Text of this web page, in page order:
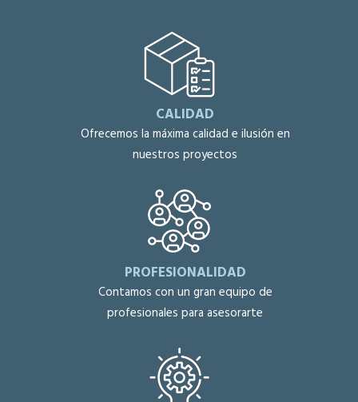
CALIDAD
Ofrecemos la máxima calidad e ilusión en
nuestros proyectos
PROFESIONALIDAD
Contamos con un gran equipo de
profesionales para asesorarte